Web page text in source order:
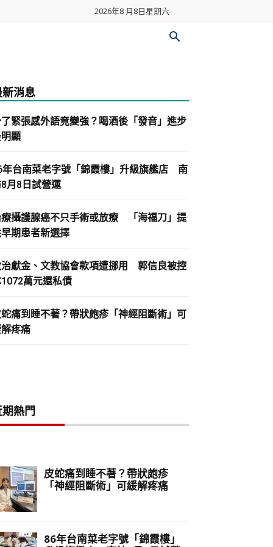
2026年8 月8日星期六
新消息
緊張感外語竟變強？喝酒後「發音」進步
顯
年台南菜老字號「錦霞樓」升級旗艦店 南
月8日試營運
攝護腺癌不只手術或放療 「海福刀」提
期患者新選擇
獻金、文教協會款項遭挪用 郭信良被控
萬元還私債
痛到睡不著？帶狀皰疹「神經阻斷術」可
疼痛
熱門